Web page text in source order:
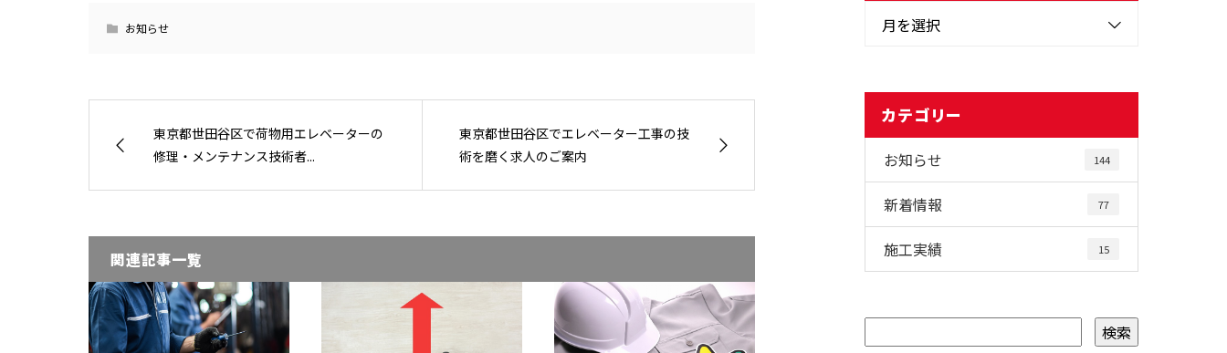
お知らせ
東京都世田谷区で荷物用エレベーターの
修理・メンテナンス技術者...
東京都世田谷区でエレベーター工事の技
術を磨く求人のご案内
関連記事一覧
月を選択
カテゴリー
お知らせ 144
新着情報 77
施工実績 15